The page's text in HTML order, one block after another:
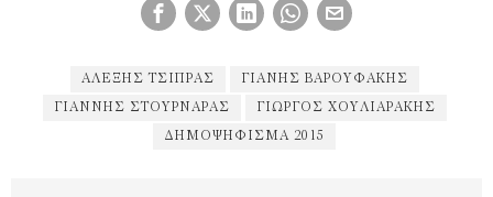
ΑΛΈΞΗΣ ΤΣΊΠΡΑΣ ΓΙΆΝΗΣ ΒΑΡΟΥΦΆΚΗΣ
ΓΙΆΝΝΗΣ ΣΤΟΥΡΝΆΡΑΣ ΓΙΏΡΓΟΣ ΧΟΥΛΙΑΡΆΚΗΣ
ΔΗΜΟΨΉΦΙΣΜΑ 2015